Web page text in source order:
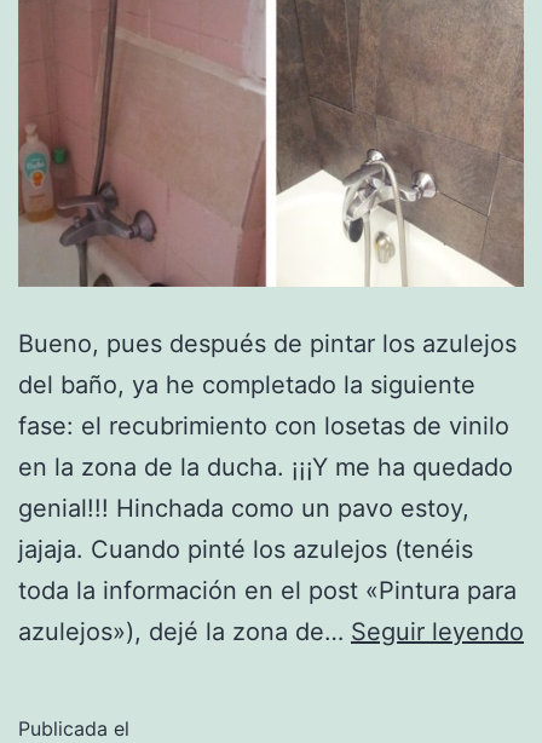
Bueno, pues después de pintar los azulejos
del baño, ya he completado la siguiente
fase: el recubrimiento con losetas de vinilo
en la zona de la ducha. ¡¡¡Y me ha quedado
genial!!! Hinchada como un pavo estoy,
jajaja. Cuando pinté los azulejos (tenéis
toda la información en el post «Pintura para
azulejos»), dejé la zona de… Seguir leyendo
Publicada el